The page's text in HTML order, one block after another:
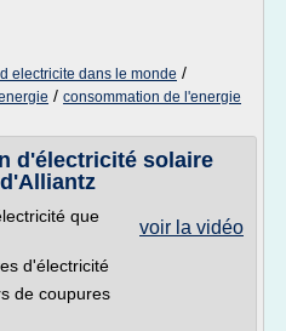
electricite dans le monde /
/ consommation de l'energie
d'électricité solaire
voir la vidéo
que
d'électricité
de coupures